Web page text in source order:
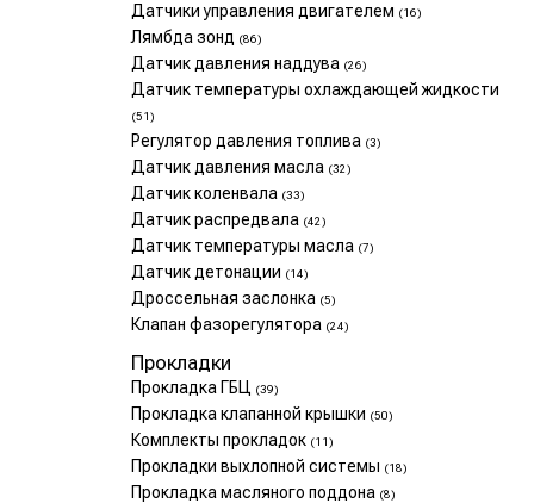
Датчики управления двигателем (16)
Лямбда зонд (86)
Датчик давления наддува (26)
Датчик температуры охлаждающей жидкости
(51)
Регулятор давления топлива (3)
Датчик давления масла (32)
Датчик коленвала (33)
Датчик распредвала (42)
Датчик температуры масла (7)
Датчик детонации (14)
Дроссельная заслонка (5)
Клапан фазорегулятора (24)
Прокладки
Прокладка ГБЦ (39)
Прокладка клапанной крышки (50)
Комплекты прокладок (11)
Прокладки выхлопной системы (18)
Прокладка масляного поддона (8)